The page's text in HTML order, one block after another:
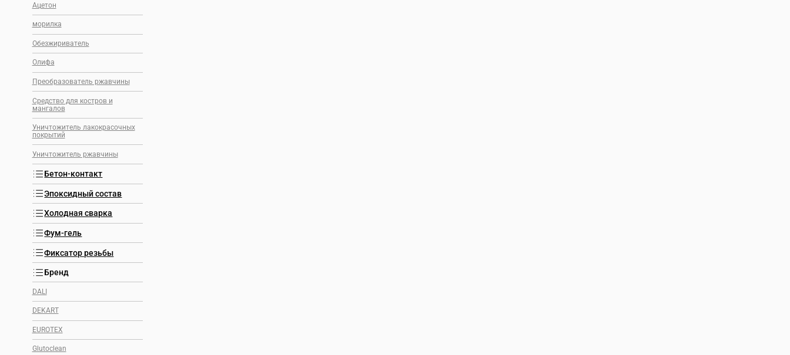
Ацетон
морилка
Обезжириватель
Олифа
Преобразователь ржавчины
Средство для костров и
мангалов
Уничтожитель лакокрасочных
покрытий
Уничтожитель ржавчины
Бетон-контакт
Эпоксидный состав
Холодная сварка
Фум-гель
Фиксатор резьбы
Бренд
DALI
DEKART
EUROTEX
Glutoclean